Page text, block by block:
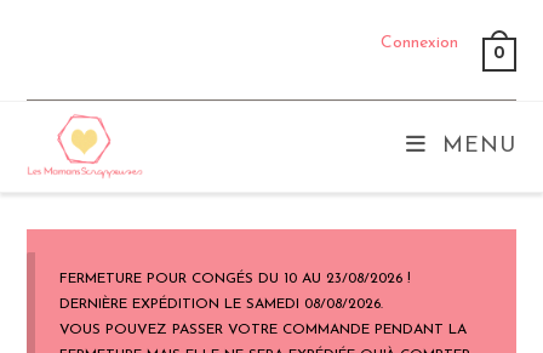
Connexion
0
MENU
FERMETURE POUR CONGÉS DU 10 AU 23/08/2026 !
DERNIÈRE EXPÉDITION LE SAMEDI 08/08/2026.
VOUS POUVEZ PASSER VOTRE COMMANDE PENDANT LA